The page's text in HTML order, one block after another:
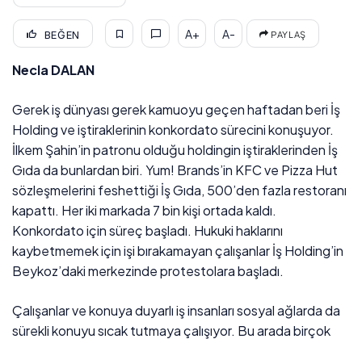
BEĞEN A+ A- PAYLAŞ
Necla DALAN
Gerek iş dünyası gerek kamuoyu geçen haftadan beri İş
Holding ve iştiraklerinin konkordato sürecini konuşuyor.
İlkem Şahin’in patronu olduğu holdingin iştiraklerinden İş
Gıda da bunlardan biri. Yum! Brands’in KFC ve Pizza Hut
sözleşmelerini feshettiği İş Gıda, 500’den fazla restoranı
kapattı. Her iki markada 7 bin kişi ortada kaldı.
Konkordato için süreç başladı. Hukuki haklarını
kaybetmemek için işi bırakamayan çalışanlar İş Holding’in
Beykoz’daki merkezinde protestolara başladı.
Çalışanlar ve konuya duyarlı iş insanları sosyal ağlarda da
sürekli konuyu sıcak tutmaya çalışıyor. Bu arada birçok